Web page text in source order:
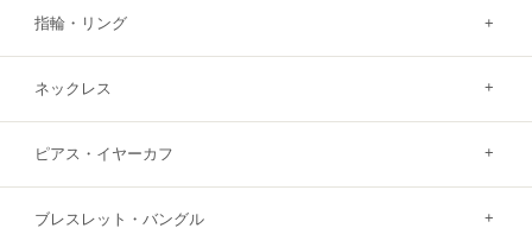
指輪・リング
ネックレス
ピアス・イヤーカフ
ブレスレット・バングル